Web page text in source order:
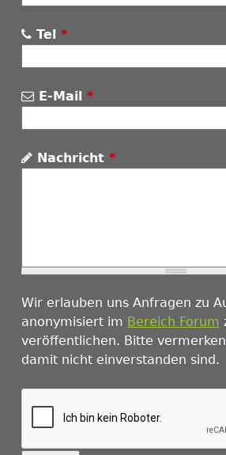
Tel *
E-Mail *
Nachricht *
Wir erlauben uns Anfragen zu
anonymisiert im Bereich Forum
veröffentlichen. Bitte
damit nicht einverstanden sind.